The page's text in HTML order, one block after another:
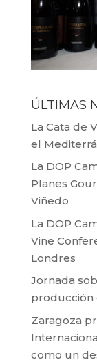
ÚLTIMAS
La Cata de
el
La DOP
Planes
Viñedo
La DOP
Vine
Londres
Jornada
producción
Zaragoza
como un